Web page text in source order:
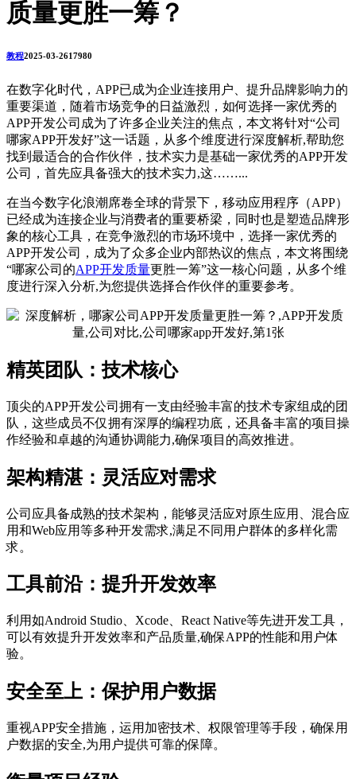
质量更胜一筹？
教程2025-03-2617980
在数字化时代，APP已成为企业连接用户、提升品牌影响力的
重要渠道，随着市场竞争的日益激烈，如何选择一家优秀的
APP开发公司成为了许多企业关注的焦点，本文将针对“公司
哪家APP开发好”这一话题，从多个维度进行深度解析,帮助您
找到最适合的合作伙伴，技术实力是基础一家优秀的APP开发
公司，首先应具备强大的技术实力,这……...
在当今数字化浪潮席卷全球的背景下，移动应用程序（APP）
已经成为连接企业与消费者的重要桥梁，同时也是塑造品牌形
象的核心工具，在竞争激烈的市场环境中，选择一家优秀的
APP开发公司，成为了众多企业内部热议的焦点，本文将围绕
“哪家公司的APP开发质量更胜一筹”这一核心问题，从多个维
度进行深入分析,为您提供选择合作伙伴的重要参考。
精英团队：技术核心
顶尖的APP开发公司拥有一支由经验丰富的技术专家组成的团
队，这些成员不仅拥有深厚的编程功底，还具备丰富的项目操
作经验和卓越的沟通协调能力,确保项目的高效推进。
架构精湛：灵活应对需求
公司应具备成熟的技术架构，能够灵活应对原生应用、混合应
用和Web应用等多种开发需求,满足不同用户群体的多样化需
求。
工具前沿：提升开发效率
利用如Android Studio、Xcode、React Native等先进开发工具，
可以有效提升开发效率和产品质量,确保APP的性能和用户体
验。
安全至上：保护用户数据
重视APP安全措施，运用加密技术、权限管理等手段，确保用
户数据的安全,为用户提供可靠的保障。